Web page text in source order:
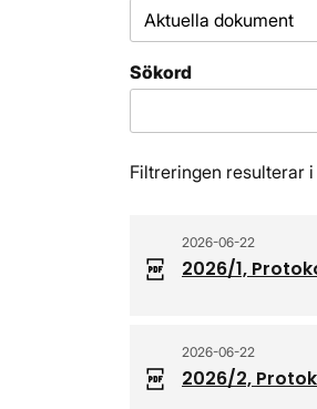
Sökord
Filtreringen resulterar i
2026-06-22
2026/1,
2026-06-22
2026/2,